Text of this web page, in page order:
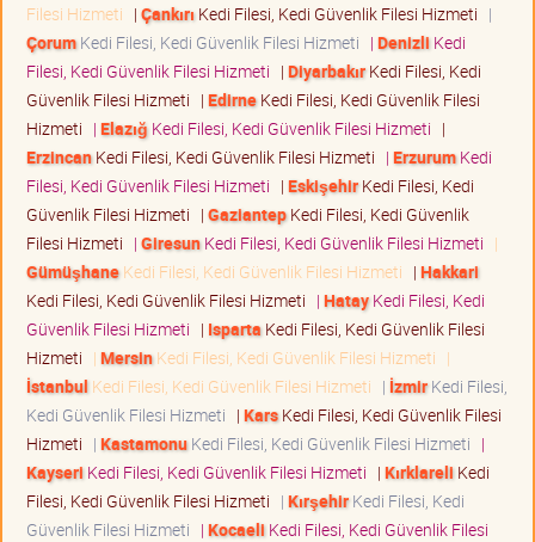
Filesi Hizmeti | Çankırı Kedi Filesi, Kedi Güvenlik Filesi Hizmeti |
ÇorumKedi Filesi, Kedi Güvenlik Filesi Hizmeti | Denizli Kedi
Filesi, Kedi Güvenlik Filesi Hizmeti | DiyarbakırKedi Filesi, Kedi
Güvenlik Filesi Hizmeti | EdirneKedi Filesi, Kedi Güvenlik Filesi
Hizmeti | Elazığ Kedi Filesi, Kedi Güvenlik Filesi Hizmeti |
ErzincanKedi Filesi, Kedi Güvenlik Filesi Hizmeti | ErzurumKedi
Filesi, Kedi Güvenlik Filesi Hizmeti | EskişehirKedi Filesi, Kedi
Güvenlik Filesi Hizmeti | GaziantepKedi Filesi, Kedi Güvenlik
Filesi Hizmeti | GiresunKedi Filesi, Kedi Güvenlik Filesi Hizmeti |
GümüşhaneKedi Filesi, Kedi Güvenlik Filesi Hizmeti | Hakkari
Kedi Filesi, Kedi Güvenlik Filesi Hizmeti | HatayKedi Filesi, Kedi
Güvenlik Filesi Hizmeti | Isparta Kedi Filesi, Kedi Güvenlik Filesi
Hizmeti | MersinKedi Filesi, Kedi Güvenlik Filesi Hizmeti |
İstanbul Kedi Filesi, Kedi Güvenlik Filesi Hizmeti | İzmirKedi Filesi,
Kedi Güvenlik Filesi Hizmeti | KarsKedi Filesi, Kedi Güvenlik Filesi
Hizmeti | KastamonuKedi Filesi, Kedi Güvenlik Filesi Hizmeti |
Kayseri Kedi Filesi, Kedi Güvenlik Filesi Hizmeti | Kırklareli Kedi
Filesi, Kedi Güvenlik Filesi Hizmeti | KırşehirKedi Filesi, Kedi
Güvenlik Filesi Hizmeti | Kocaeli Kedi Filesi, Kedi Güvenlik Filesi